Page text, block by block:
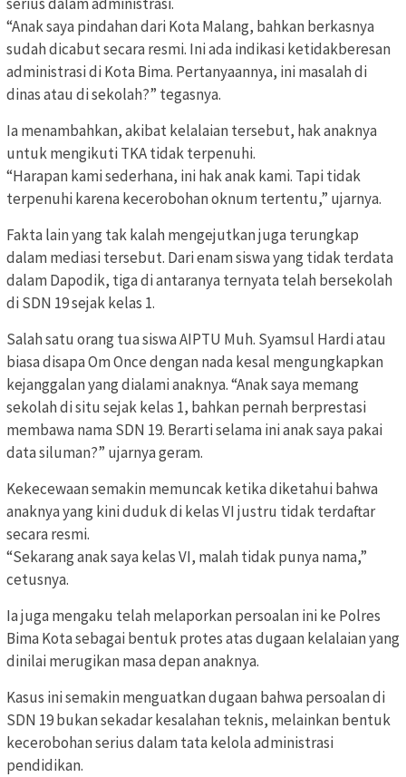
“Anak saya pindahan dari Kota Malang, bahkan berkasnya
sudah dicabut secara resmi. Ini ada indikasi ketidakberesan
administrasi di Kota Bima. Pertanyaannya, ini masalah di
dinas atau di sekolah?” tegasnya.
Ia menambahkan, akibat kelalaian tersebut, hak anaknya
untuk mengikuti TKA tidak terpenuhi.
“Harapan kami sederhana, ini hak anak kami. Tapi tidak
terpenuhi karena kecerobohan oknum tertentu,” ujarnya.
Fakta lain yang tak kalah mengejutkan juga terungkap
dalam mediasi tersebut. Dari enam siswa yang tidak terdata
dalam Dapodik, tiga di antaranya ternyata telah bersekolah
di SDN 19 sejak kelas 1.
Salah satu orang tua siswa AIPTU Muh. Syamsul Hardi atau
biasa disapa Om Once dengan nada kesal mengungkapkan
kejanggalan yang dialami anaknya. “Anak saya memang
sekolah di situ sejak kelas 1, bahkan pernah berprestasi
membawa nama SDN 19. Berarti selama ini anak saya pakai
data siluman?” ujarnya geram.
Kekecewaan semakin memuncak ketika diketahui bahwa
anaknya yang kini duduk di kelas VI justru tidak terdaftar
secara resmi.
“Sekarang anak saya kelas VI, malah tidak punya nama,”
cetusnya.
Ia juga mengaku telah melaporkan persoalan ini ke Polres
Bima Kota sebagai bentuk protes atas dugaan kelalaian yang
dinilai merugikan masa depan anaknya.
Kasus ini semakin menguatkan dugaan bahwa persoalan di
SDN 19 bukan sekadar kesalahan teknis, melainkan bentuk
kecerobohan serius dalam tata kelola administrasi
pendidikan.